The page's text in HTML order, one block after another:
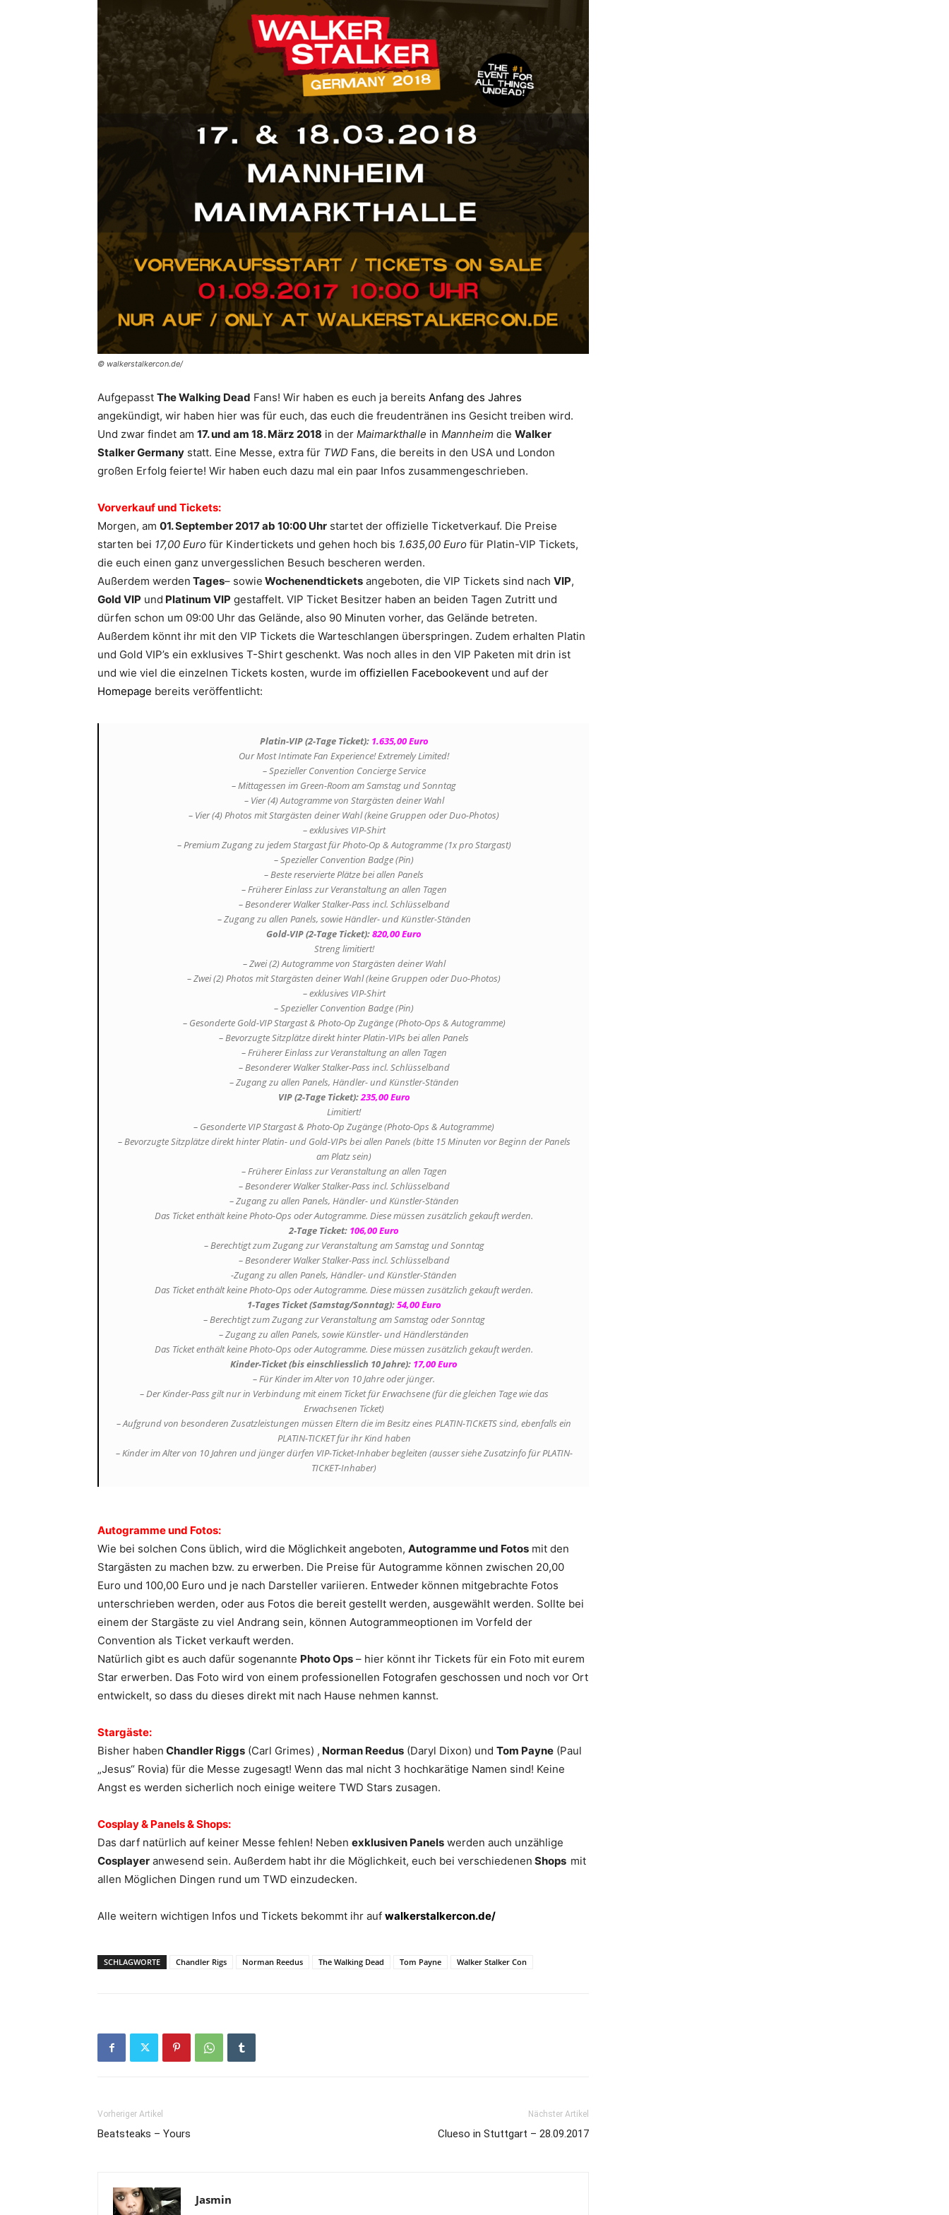
© walkerstalkercon.de/
Aufgepasst The Walking Dead Fans! Wir haben es euch ja bereits Anfang des Jahres
angekündigt, wir haben hier was für euch, das euch die freudentränen ins Gesicht treiben wird.
Und zwar findet am 17. und am 18. März 2018 in der Maimarkthalle in Mannheim die Walker
Stalker Germany statt. Eine Messe, extra für TWD Fans, die bereits in den USA und London
großen Erfolg feierte! Wir haben euch dazu mal ein paar Infos zusammengeschrieben.
Vorverkauf und Tickets:
Morgen, am 01. September 2017 ab 10:00 Uhr startet der offizielle Ticketverkauf. Die Preise
starten bei 17,00 Euro für Kindertickets und gehen hoch bis 1.635,00 Euro für Platin-VIP Tickets,
die euch einen ganz unvergesslichen Besuch bescheren werden.
Außerdem werden Tages– sowie Wochenendtickets angeboten, die VIP Tickets sind nach VIP,
Gold VIP und Platinum VIP gestaffelt. VIP Ticket Besitzer haben an beiden Tagen Zutritt und
dürfen schon um 09:00 Uhr das Gelände, also 90 Minuten vorher, das Gelände betreten.
Außerdem könnt ihr mit den VIP Tickets die Warteschlangen überspringen. Zudem erhalten Platin
und Gold VIP’s ein exklusives T-Shirt geschenkt. Was noch alles in den VIP Paketen mit drin ist
und wie viel die einzelnen Tickets kosten, wurde im offiziellen Facebookevent und auf der
Homepage bereits veröffentlicht:
Platin-VIP (2-Tage Ticket): 1.635,00 Euro
Our Most Intimate Fan Experience! Extremely Limited!
– Spezieller Convention Concierge Service
– Mittagessen im Green-Room am Samstag und Sonntag
– Vier (4) Autogramme von Stargästen deiner Wahl
– Vier (4) Photos mit Stargästen deiner Wahl (keine Gruppen oder Duo-Photos)
– exklusives VIP-Shirt
– Premium Zugang zu jedem Stargast für Photo-Op & Autogramme (1x pro Stargast)
– Spezieller Convention Badge (Pin)
– Beste reservierte Plätze bei allen Panels
– Früherer Einlass zur Veranstaltung an allen Tagen
– Besonderer Walker Stalker-Pass incl. Schlüsselband
– Zugang zu allen Panels, sowie Händler- und Künstler-Ständen
Gold-VIP (2-Tage Ticket):820,00 Euro
Streng limitiert!
– Zwei (2) Autogramme von Stargästen deiner Wahl
– Zwei (2) Photos mit Stargästen deiner Wahl (keine Gruppen oder Duo-Photos)
– exklusives VIP-Shirt
– Spezieller Convention Badge (Pin)
– Gesonderte Gold-VIP Stargast & Photo-Op Zugänge (Photo-Ops & Autogramme)
– Bevorzugte Sitzplätze direkt hinter Platin-VIPs bei allen Panels
– Früherer Einlass zur Veranstaltung an allen Tagen
– Besonderer Walker Stalker-Pass incl. Schlüsselband
– Zugang zu allen Panels, Händler- und Künstler-Ständen
VIP (2-Tage Ticket):235,00 Euro
Limitiert!
– Gesonderte VIP Stargast & Photo-Op Zugänge (Photo-Ops & Autogramme)
– Bevorzugte Sitzplätze direkt hinter Platin- und Gold-VIPs bei allen Panels (bitte 15 Minuten vor Beginn der Panels
am Platz sein)
– Früherer Einlass zur Veranstaltung an allen Tagen
– Besonderer Walker Stalker-Pass incl. Schlüsselband
– Zugang zu allen Panels, Händler- und Künstler-Ständen
Das Ticket enthält keine Photo-Ops oder Autogramme. Diese müssen zusätzlich gekauft werden.
2-Tage Ticket: 106,00 Euro
– Berechtigt zum Zugang zur Veranstaltung am Samstag und Sonntag
– Besonderer Walker Stalker-Pass incl. Schlüsselband
-Zugang zu allen Panels, Händler- und Künstler-Ständen
Das Ticket enthält keine Photo-Ops oder Autogramme. Diese müssen zusätzlich gekauft werden.
1-Tages Ticket (Samstag/Sonntag):54,00 Euro
– Berechtigt zum Zugang zur Veranstaltung am Samstag oder Sonntag
– Zugang zu allen Panels, sowie Künstler- und Händlerständen
Das Ticket enthält keine Photo-Ops oder Autogramme. Diese müssen zusätzlich gekauft werden.
Kinder-Ticket (bis einschliesslich 10 Jahre): 17,00 Euro
– Für Kinder im Alter von 10 Jahre oder jünger.
– Der Kinder-Pass gilt nur in Verbindung mit einem Ticket für Erwachsene (für die gleichen Tage wie das
Erwachsenen Ticket)
– Aufgrund von besonderen Zusatzleistungen müssen Eltern die im Besitz eines PLATIN-TICKETS sind, ebenfalls ein
PLATIN-TICKET für ihr Kind haben
– Kinder im Alter von 10 Jahren und jünger dürfen VIP-Ticket-Inhaber begleiten (ausser siehe Zusatzinfo für PLATIN-
TICKET-Inhaber)
Autogramme und Fotos:
Wie bei solchen Cons üblich, wird die Möglichkeit angeboten, Autogramme und Fotos mit den
Stargästen zu machen bzw. zu erwerben. Die Preise für Autogramme können zwischen 20,00
Euro und 100,00 Euro und je nach Darsteller variieren. Entweder können mitgebrachte Fotos
unterschrieben werden, oder aus Fotos die bereit gestellt werden, ausgewählt werden. Sollte bei
einem der Stargäste zu viel Andrang sein, können Autogrammeoptionen im Vorfeld der
Convention als Ticket verkauft werden.
Natürlich gibt es auch dafür sogenannte Photo Ops – hier könnt ihr Tickets für ein Foto mit eurem
Star erwerben. Das Foto wird von einem professionellen Fotografen geschossen und noch vor Ort
entwickelt, so dass du dieses direkt mit nach Hause nehmen kannst.
Stargäste:
Bisher haben Chandler Riggs (Carl Grimes) , Norman Reedus (Daryl Dixon) und Tom Payne (Paul
„Jesus“ Rovia) für die Messe zugesagt! Wenn das mal nicht 3 hochkarätige Namen sind! Keine
Angst es werden sicherlich noch einige weitere TWD Stars zusagen.
Cosplay & Panels & Shops:
Das darf natürlich auf keiner Messe fehlen! Neben exklusiven Panels werden auch unzählige
Cosplayer anwesend sein. Außerdem habt ihr die Möglichkeit, euch bei verschiedenen Shops mit
allen Möglichen Dingen rund um TWD einzudecken.
Alle weitern wichtigen Infos und Tickets bekommt ihr auf walkerstalkercon.de/
SCHLAGWORTE Chandler Rigs Norman Reedus The Walking Dead Tom Payne Walker Stalker Con
Vorheriger Artikel
Beatsteaks – Yours
Nächster Artikel
Clueso in Stuttgart – 28.09.2017
Jasmin